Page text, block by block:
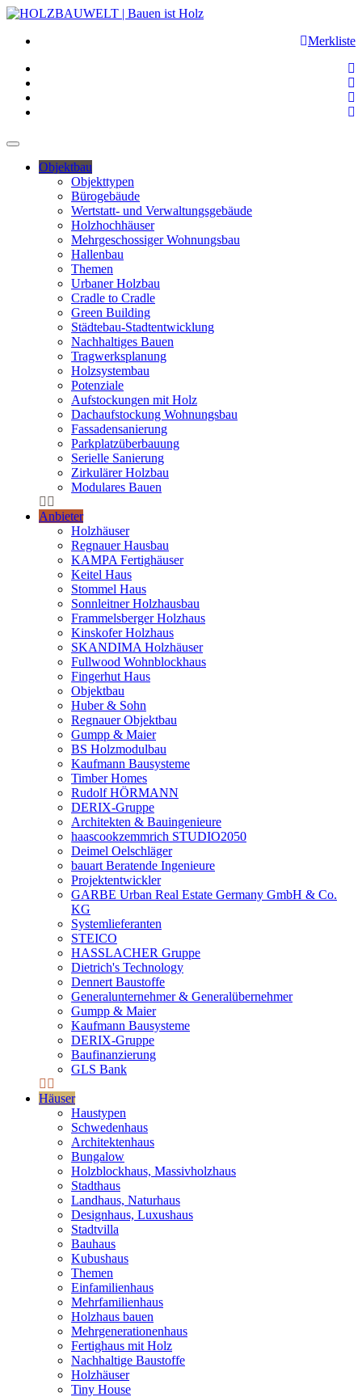
Merkliste
Objektbau
Objekttypen
Bürogebäude
Wertstatt- und Verwaltungsgebäude
Holzhochhäuser
Mehrgeschossiger Wohnungsbau
Hallenbau
Themen
Urbaner Holzbau
Cradle to Cradle
Green Building
Städtebau-Stadtentwicklung
Nachhaltiges Bauen
Tragwerksplanung
Holzsystembau
Potenziale
Aufstockungen mit Holz
Dachaufstockung Wohnungsbau
Fassadensanierung
Parkplatzüberbauung
Serielle Sanierung
Zirkulärer Holzbau
Modulares Bauen
Anbieter
Holzhäuser
Regnauer Hausbau
KAMPA Fertighäuser
Keitel Haus
Stommel Haus
Sonnleitner Holzhausbau
Frammelsberger Holzhaus
Kinskofer Holzhaus
SKANDIMA Holzhäuser
Fullwood Wohnblockhaus
Fingerhut Haus
Objektbau
Huber & Sohn
Regnauer Objektbau
Gumpp & Maier
BS Holzmodulbau
Kaufmann Bausysteme
Timber Homes
Rudolf HÖRMANN
DERIX-Gruppe
Architekten & Bauingenieure
haascookzemmrich STUDIO2050
Deimel Oelschläger
bauart Beratende Ingenieure
Projektentwickler
GARBE Urban Real Estate Germany GmbH & Co.
KG
Systemlieferanten
STEICO
HASSLACHER Gruppe
Dietrich's Technology
Dennert Baustoffe
Generalunternehmer & Generalübernehmer
Gumpp & Maier
Kaufmann Bausysteme
DERIX-Gruppe
Baufinanzierung
GLS Bank
Häuser
Haustypen
Schwedenhaus
Architektenhaus
Bungalow
Holzblockhaus, Massivholzhaus
Stadthaus
Landhaus, Naturhaus
Designhaus, Luxushaus
Stadtvilla
Bauhaus
Kubushaus
Themen
Einfamilienhaus
Mehrfamilienhaus
Holzhaus bauen
Mehrgenerationenhaus
Fertighaus mit Holz
Nachhaltige Baustoffe
Holzhäuser
Tiny House